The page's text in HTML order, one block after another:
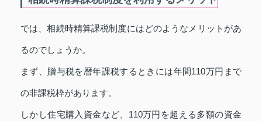
では、相続時精算課税制度にはどのようなメリットがあ
るのでしょうか。
まず、贈与税を暦年課税するときには年間110万円まで
の非課税枠があります。
しかし住宅購入資金など、110万円を超える多額の資金